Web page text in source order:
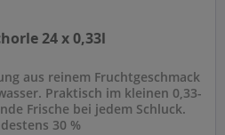
24 x 0,33l
aus reinem Fruchtgeschmack
Praktisch im kleinen 0,33-
Frische bei jedem Schluck.
30 %